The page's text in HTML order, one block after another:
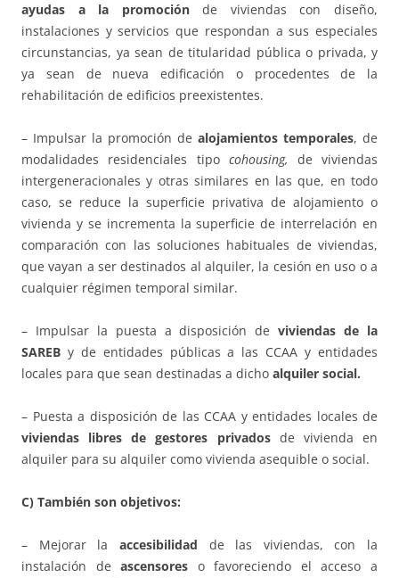
ayudas a la promociónde viviendas con diseño,
instalaciones y servicios que respondan a sus especiales
circunstancias, ya sean de titularidad pública o privada, y
ya sean de nueva edificación o procedentes de la
rehabilitación de edificios preexistentes.
– Impulsar la promoción de alojamientos temporales, de
modalidades residenciales tipocohousing, de viviendas
intergeneracionales y otras similares en las que, en todo
caso, se reduce la superficie privativa de alojamiento o
vivienda y se incrementa la superficie de interrelación en
comparación con las soluciones habituales de viviendas,
que vayan a ser destinados al alquiler, la cesión en uso o a
cualquier régimen temporal similar.
– Impulsar la puesta a disposición deviviendas de la
SAREB y de entidades públicas a las CCAA y entidades
locales para que sean destinadas a dicho alquiler social.
– Puesta a disposición de las CCAA y entidades locales de
viviendas libres de gestores privadosde vivienda en
alquiler para su alquiler como vivienda asequible o social.
C) También son objetivos:
– Mejorar la accesibilidad de las viviendas, con la
instalación deascensores o favoreciendo el acceso a